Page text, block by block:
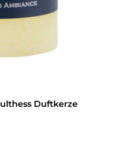
Duftkerze